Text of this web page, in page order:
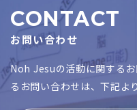
CONTACT
お問い合わせ
Noh Jesuの活動に関する
るお問い合わせは、下記よ